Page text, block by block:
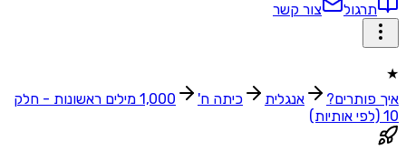
תרגול
צור קשר
★
איך פותרים?
אנגלית כיתה ח'
1,000 מילים ראשונות - חלק
10 (לפי אותיות)